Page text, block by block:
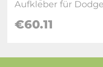
Aufkleber für
€60.11